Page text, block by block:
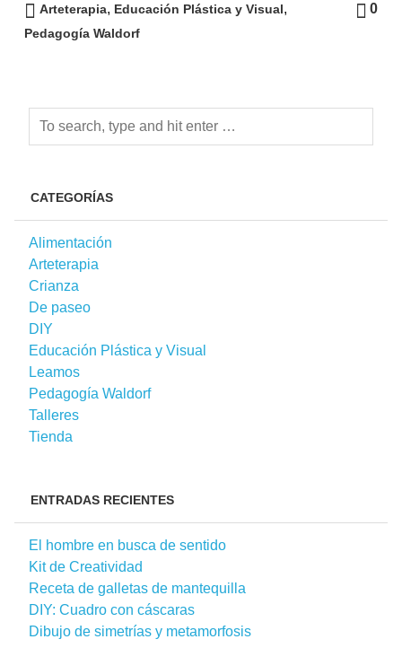
0
Arteterapia, Educación Plástica y Visual,
Pedagogía Waldorf
CATEGORÍAS
Alimentación
Arteterapia
Crianza
De paseo
DIY
Educación Plástica y Visual
Leamos
Pedagogía Waldorf
Talleres
Tienda
ENTRADAS RECIENTES
El hombre en busca de sentido
Kit de Creatividad
Receta de galletas de mantequilla
DIY: Cuadro con cáscaras
Dibujo de simetrías y metamorfosis